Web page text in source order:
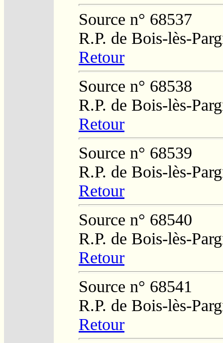
Source n° 68537
R.P. de Bois-lès-
Retour
Source n° 68538
R.P. de Bois-lès-
Retour
Source n° 68539
R.P. de Bois-lès-
Retour
Source n° 68540
R.P. de Bois-lès-
Retour
Source n° 68541
R.P. de Bois-lès-
Retour